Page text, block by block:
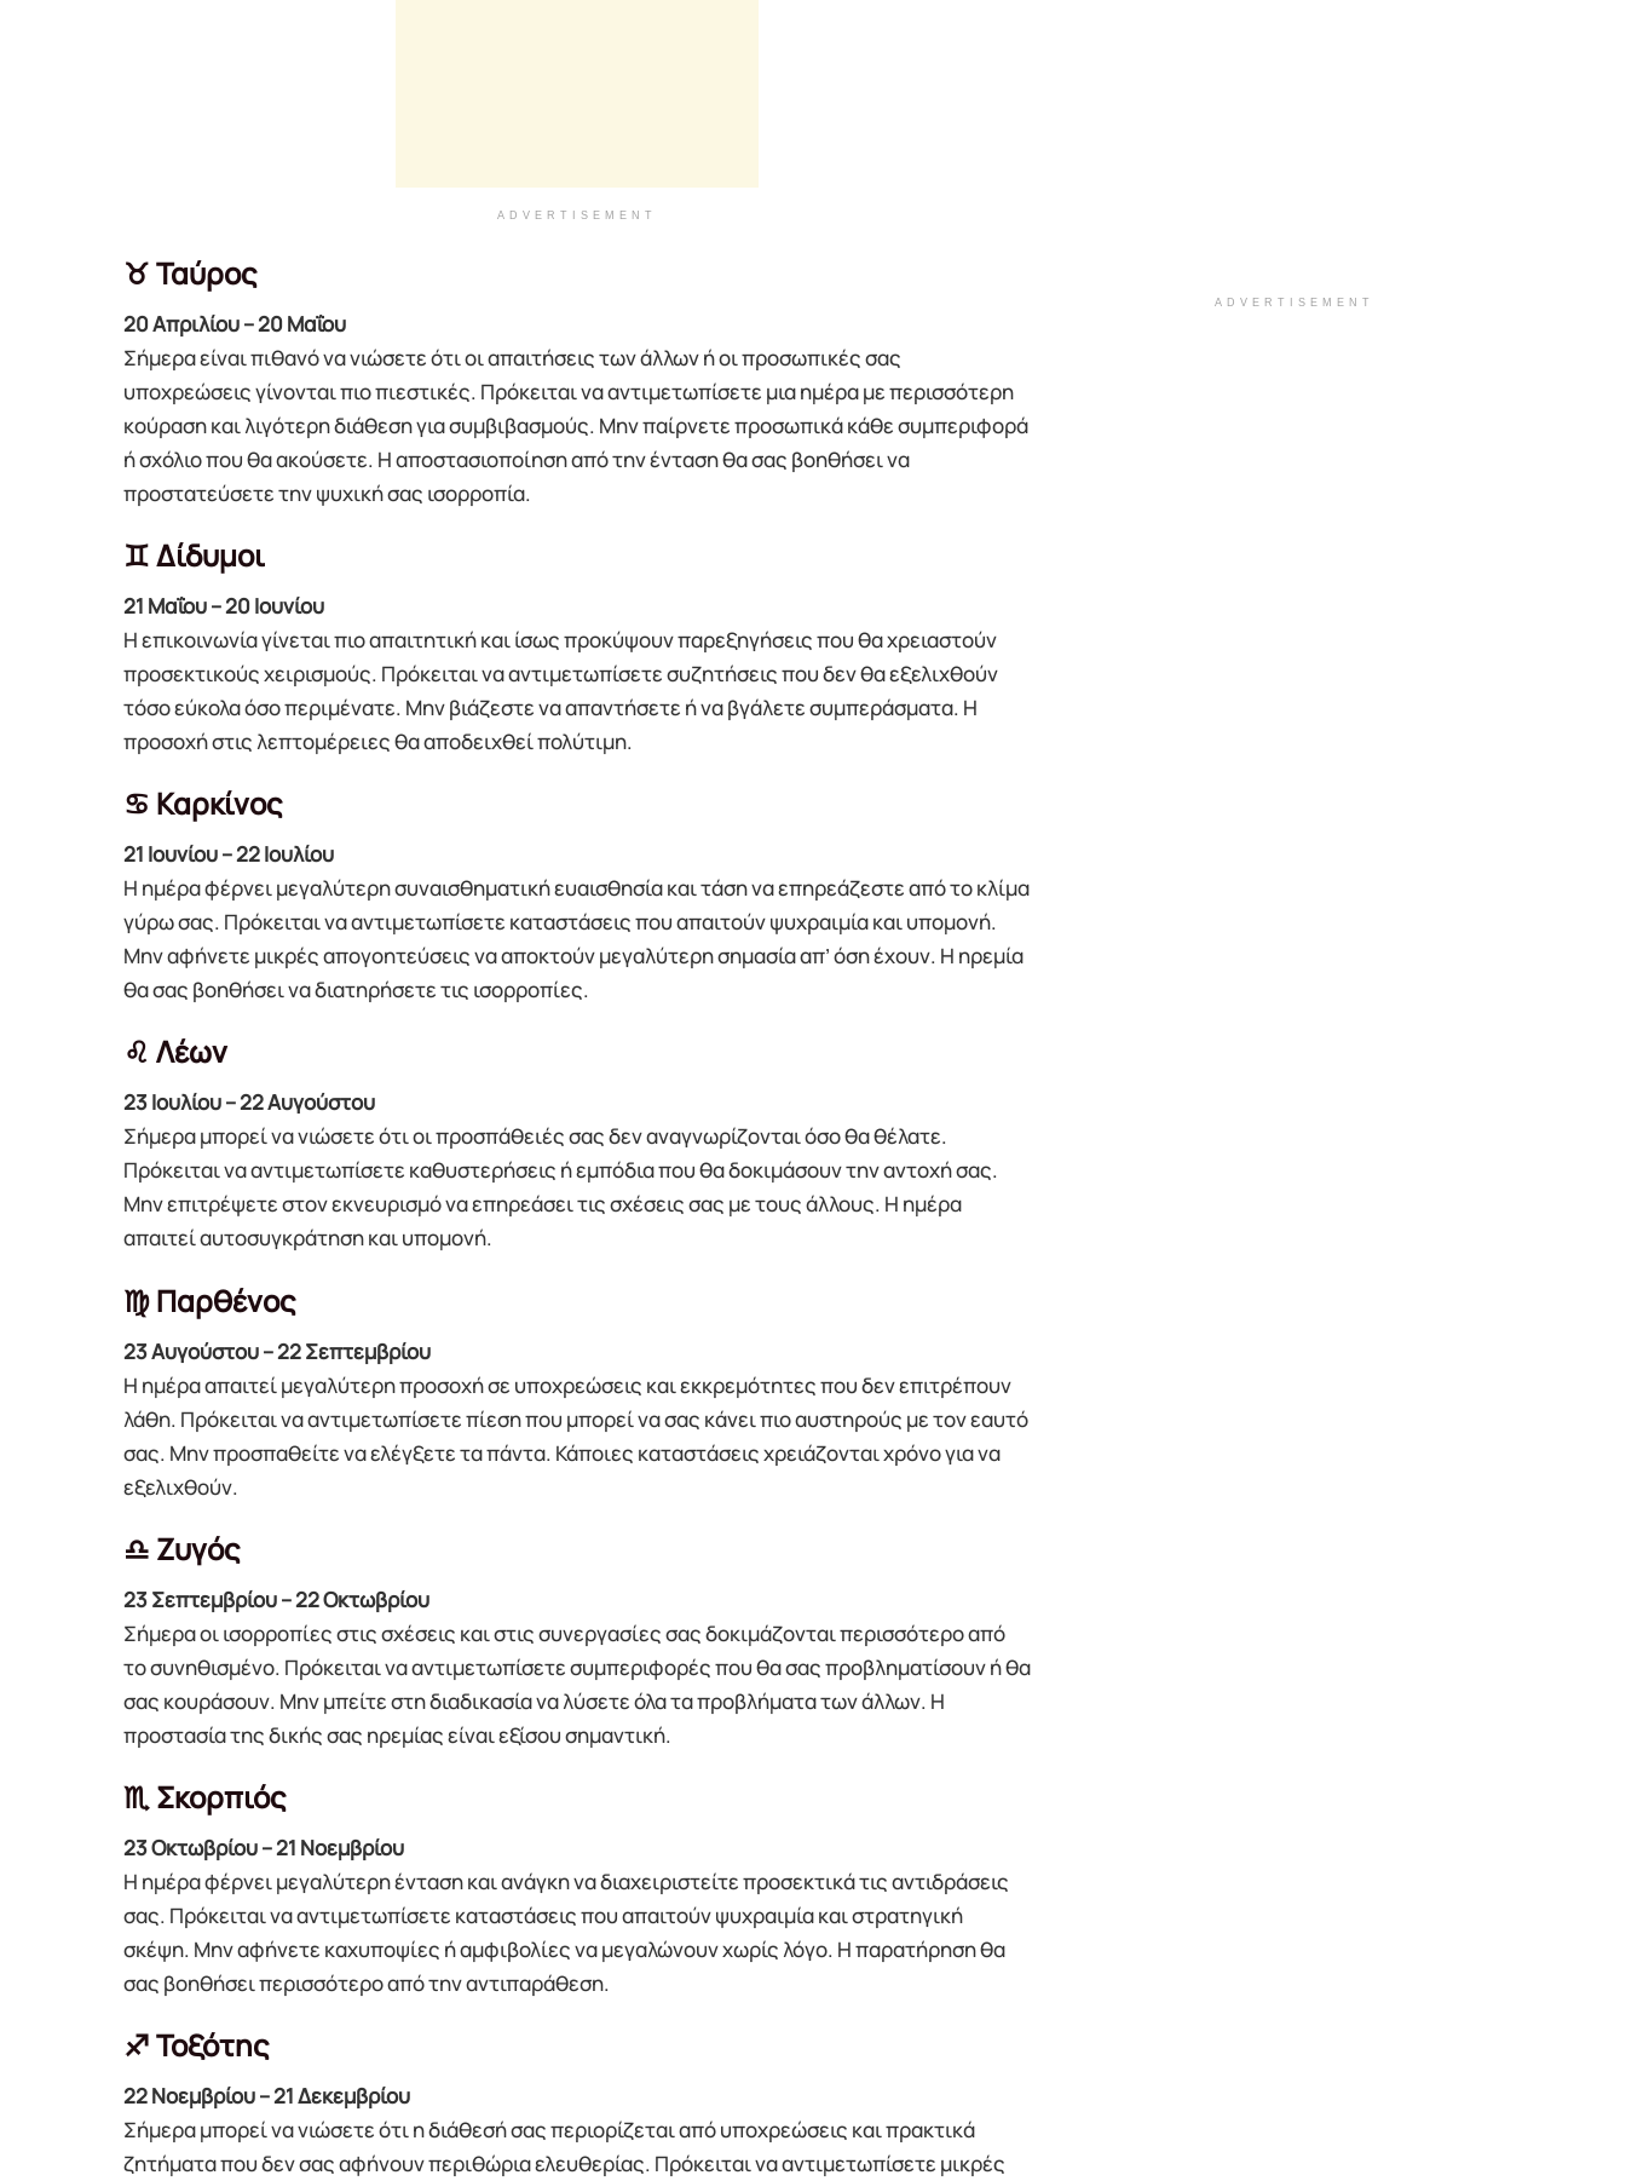
ADVERTISEMENT
♉ Ταύρος
20 Απριλίου – 20 Μαΐου
Σήμερα είναι πιθανό να νιώσετε ότι οι απαιτήσεις των άλλων ή οι προσωπικές σας
υποχρεώσεις γίνονται πιο πιεστικές. Πρόκειται να αντιμετωπίσετε μια ημέρα με περισσότερη
κούραση και λιγότερη διάθεση για συμβιβασμούς. Μην παίρνετε προσωπικά κάθε συμπεριφορά
ή σχόλιο που θα ακούσετε. Η αποστασιοποίηση από την ένταση θα σας βοηθήσει να
προστατεύσετε την ψυχική σας ισορροπία.
♊ Δίδυμοι
21 Μαΐου – 20 Ιουνίου
Η επικοινωνία γίνεται πιο απαιτητική και ίσως προκύψουν παρεξηγήσεις που θα χρειαστούν
προσεκτικούς χειρισμούς. Πρόκειται να αντιμετωπίσετε συζητήσεις που δεν θα εξελιχθούν
τόσο εύκολα όσο περιμένατε. Μην βιάζεστε να απαντήσετε ή να βγάλετε συμπεράσματα. Η
προσοχή στις λεπτομέρειες θα αποδειχθεί πολύτιμη.
♋ Καρκίνος
21 Ιουνίου – 22 Ιουλίου
Η ημέρα φέρνει μεγαλύτερη συναισθηματική ευαισθησία και τάση να επηρεάζεστε από το κλίμα
γύρω σας. Πρόκειται να αντιμετωπίσετε καταστάσεις που απαιτούν ψυχραιμία και υπομονή.
Μην αφήνετε μικρές απογοητεύσεις να αποκτούν μεγαλύτερη σημασία απ’ όση έχουν. Η ηρεμία
θα σας βοηθήσει να διατηρήσετε τις ισορροπίες.
♌ Λέων
23 Ιουλίου – 22 Αυγούστου
Σήμερα μπορεί να νιώσετε ότι οι προσπάθειές σας δεν αναγνωρίζονται όσο θα θέλατε.
Πρόκειται να αντιμετωπίσετε καθυστερήσεις ή εμπόδια που θα δοκιμάσουν την αντοχή σας.
Μην επιτρέψετε στον εκνευρισμό να επηρεάσει τις σχέσεις σας με τους άλλους. Η ημέρα
απαιτεί αυτοσυγκράτηση και υπομονή.
♍ Παρθένος
23 Αυγούστου – 22 Σεπτεμβρίου
Η ημέρα απαιτεί μεγαλύτερη προσοχή σε υποχρεώσεις και εκκρεμότητες που δεν επιτρέπουν
λάθη. Πρόκειται να αντιμετωπίσετε πίεση που μπορεί να σας κάνει πιο αυστηρούς με τον εαυτό
σας. Μην προσπαθείτε να ελέγξετε τα πάντα. Κάποιες καταστάσεις χρειάζονται χρόνο για να
εξελιχθούν.
♎ Ζυγός
23 Σεπτεμβρίου – 22 Οκτωβρίου
Σήμερα οι ισορροπίες στις σχέσεις και στις συνεργασίες σας δοκιμάζονται περισσότερο από
το συνηθισμένο. Πρόκειται να αντιμετωπίσετε συμπεριφορές που θα σας προβληματίσουν ή θα
σας κουράσουν. Μην μπείτε στη διαδικασία να λύσετε όλα τα προβλήματα των άλλων. Η
προστασία της δικής σας ηρεμίας είναι εξίσου σημαντική.
♏ Σκορπιός
23 Οκτωβρίου – 21 Νοεμβρίου
Η ημέρα φέρνει μεγαλύτερη ένταση και ανάγκη να διαχειριστείτε προσεκτικά τις αντιδράσεις
σας. Πρόκειται να αντιμετωπίσετε καταστάσεις που απαιτούν ψυχραιμία και στρατηγική
σκέψη. Μην αφήνετε καχυποψίες ή αμφιβολίες να μεγαλώνουν χωρίς λόγο. Η παρατήρηση θα
σας βοηθήσει περισσότερο από την αντιπαράθεση.
♐ Τοξότης
22 Νοεμβρίου – 21 Δεκεμβρίου
Σήμερα μπορεί να νιώσετε ότι η διάθεσή σας περιορίζεται από υποχρεώσεις και πρακτικά
ζητήματα που δεν σας αφήνουν περιθώρια ελευθερίας. Πρόκειται να αντιμετωπίσετε μικρές
ADVERTISEMENT